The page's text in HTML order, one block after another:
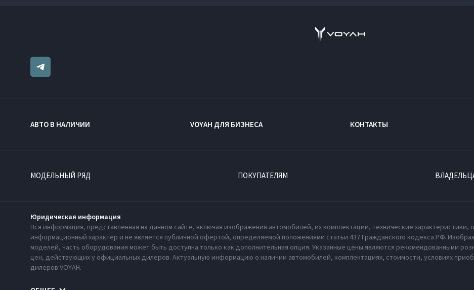
АВТО В НАЛИЧИИ VOYAH ДЛЯ БИЗНЕСА КОНТАКТЫ
МОДЕЛЬНЫЙ РЯД ПОКУПАТЕЛЯМ
Юридическая информация
Вся информация, представленная на данном сайте, включая изображения автомобилей, их комплектации, технические
информационный характер и не является публичной офертой, определяемой положениями статьи 437 Гражданского кодекса РФ.
моделей, часть оборудования может быть доступна только как дополнительная опция. Указанные цены являются рекомендованными
цен, действующих у официальных дилеров. Актуальную информацию о наличии автомобилей, комплектациях, стоимости, условиях
дилеров VOYAH.